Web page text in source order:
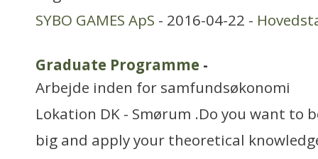
SYBO GAMES ApS - 2016-04-22 -
Graduate Programme -
Arbejde inden for samfundsøkonomi
Lokation DK - Smørum .Do you want to
big and apply your theoretical